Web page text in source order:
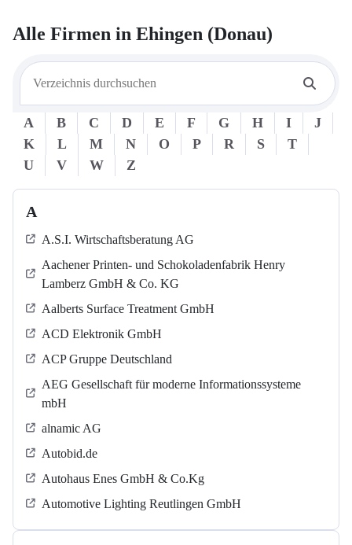
Alle Firmen in Ehingen (Donau)
A B C D E F G H I
J
K
L M N O P R S
T
U
V W Z
A
A.S.I. Wirtschaftsberatung AG
Aachener Printen- und Schokoladenfabrik Henry
Lamberz GmbH & Co. KG
Aalberts Surface Treatment GmbH
ACD Elektronik GmbH
ACP Gruppe Deutschland
AEG Gesellschaft für moderne Informationssysteme
mbH
alnamic AG
Autobid.de
Autohaus Enes GmbH & Co.Kg
Automotive Lighting Reutlingen GmbH